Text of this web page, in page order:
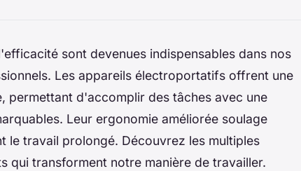
sont devenues indispensables dans nos
Les appareils électroportatifs offrent une
permettant d'accomplir des tâches avec une
Leur ergonomie améliorée soulage
le travail prolongé. Découvrez les multiples
qui transforment notre manière de travailler.